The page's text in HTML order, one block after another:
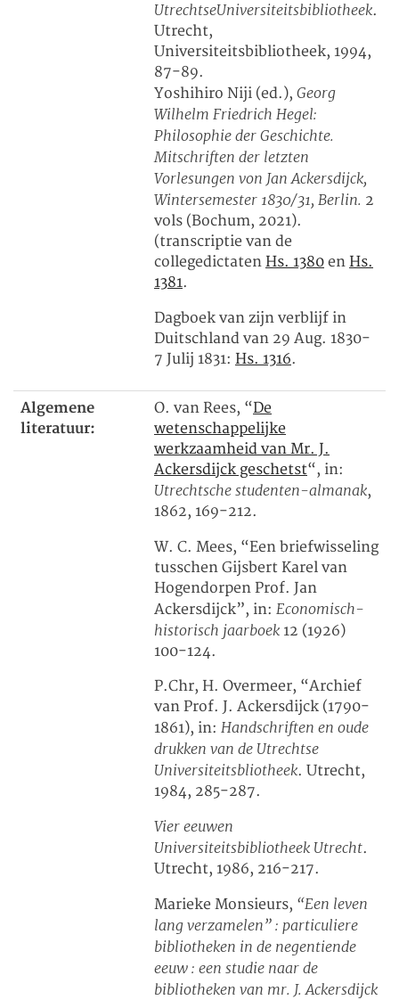
UtrechtseUniversiteitsbibliotheek.
Utrecht,
Universiteitsbibliotheek, 1994,
87-89.
Yoshihiro Niji (ed.), Georg
Wilhelm Friedrich Hegel:
Philosophie der Geschichte.
Mitschriften der letzten
Vorlesungen von Jan Ackersdijck,
Wintersemester 1830/31, Berlin. 2
vols (Bochum, 2021).
(transcriptie van de
collegedictaten Hs. 1380 en Hs.
1381.
Dagboek van zijn verblijf in
Duitschland van 29 Aug. 1830-
7 Julij 1831: Hs. 1316.
Algemene
literatuur:
O. van Rees, “De
wetenschappelijke
werkzaamheid van Mr. J.
Ackersdijck geschetst“, in:
Utrechtsche studenten-almanak,
1862, 169-212.
W. C. Mees, “Een briefwisseling
tusschen Gijsbert Karel van
Hogendorpen Prof. Jan
Ackersdijck”, in: Economisch-
historisch jaarboek 12 (1926)
100-124.
P.Chr, H. Overmeer, “Archief
van Prof. J. Ackersdijck (1790-
1861), in: Handschriften en oude
drukken van de Utrechtse
Universiteitsbliotheek. Utrecht,
1984, 285-287.
Vier eeuwen
Universiteitsbibliotheek Utrecht.
Utrecht, 1986, 216-217.
Marieke Monsieurs, “Een leven
lang verzamelen” : particuliere
bibliotheken in de negentiende
eeuw : een studie naar de
bibliotheken van mr. J. Ackersdijck